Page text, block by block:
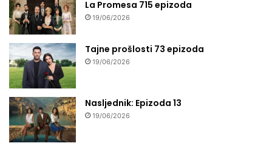
La Promesa 715 epizoda
19/06/2026
Tajne prošlosti 73 epizoda
19/06/2026
Nasljednik: Epizoda 13
19/06/2026